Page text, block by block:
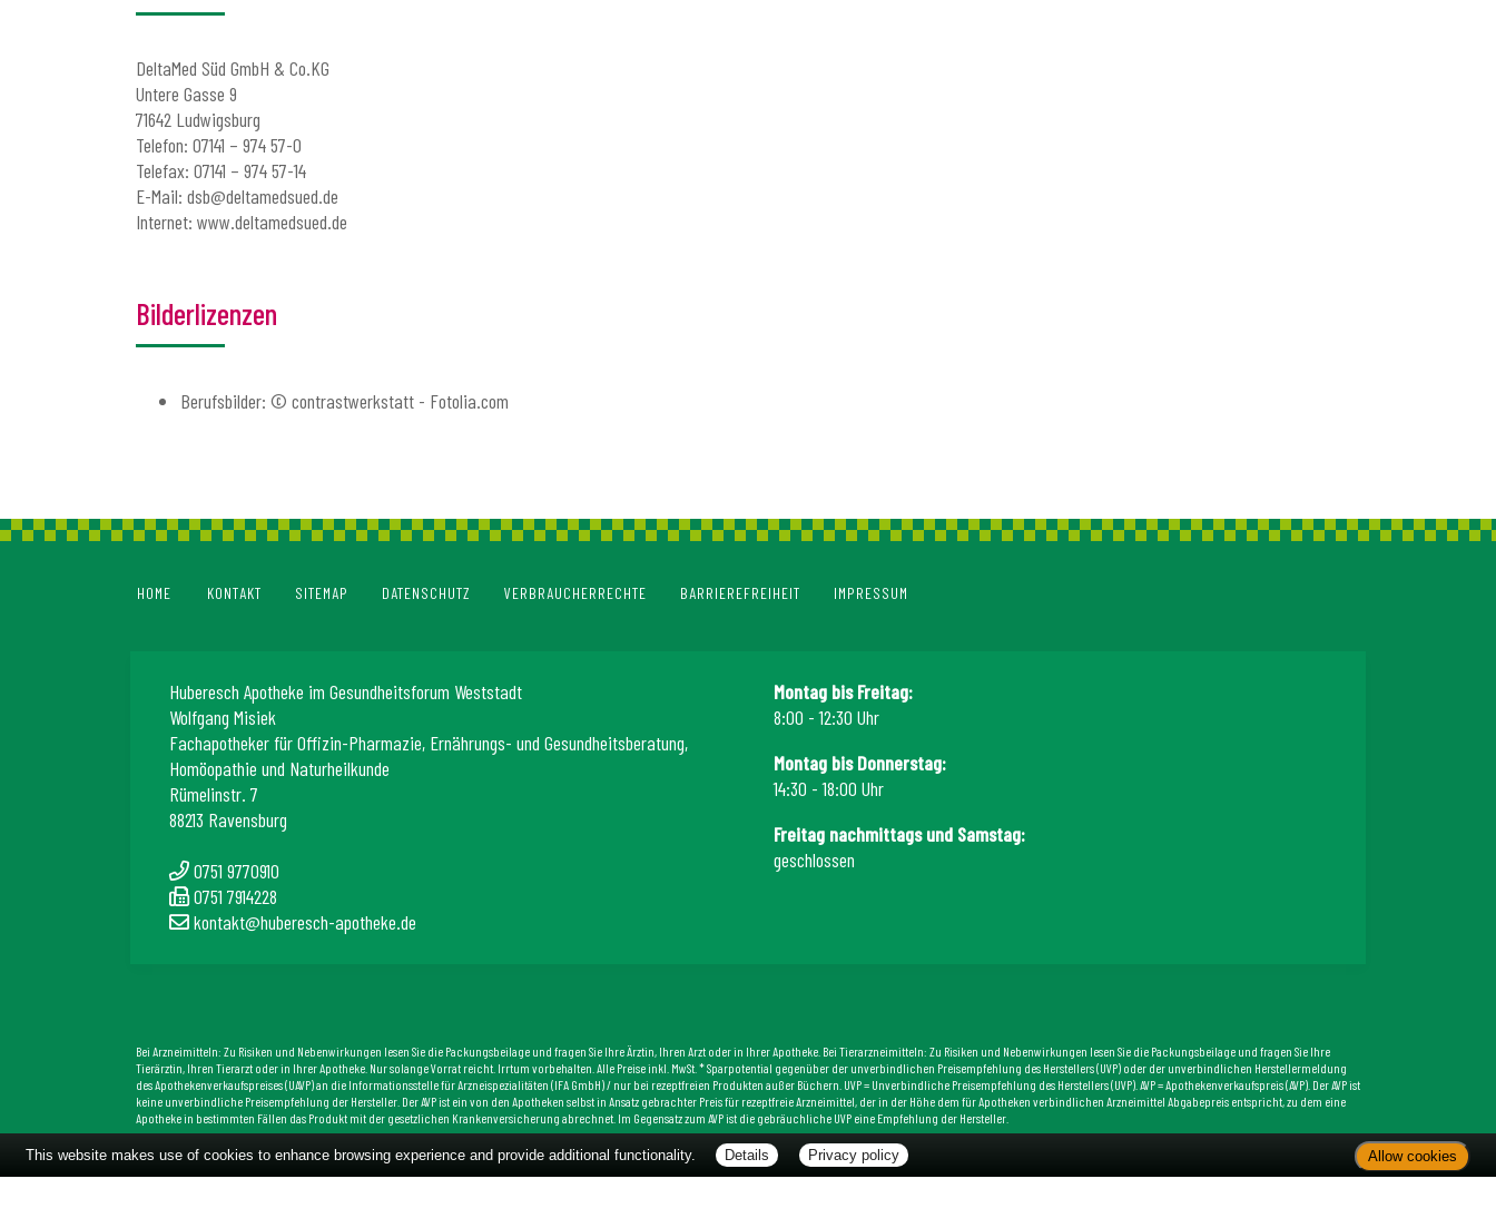
DeltaMed Süd GmbH & Co.KG
Untere Gasse 9
71642 Ludwigsburg
Telefon: 07141 – 974 57-0
Telefax: 07141 – 974 57-14
E-Mail: dsb@deltamedsued.de
Internet: www.deltamedsued.de
Bilderlizenzen
Berufsbilder: © contrastwerkstatt - Fotolia.com
HOME KONTAKT SITEMAP DATENSCHUTZ VERBRAUCHERRECHTE BARRIEREFREIHEIT IMPRESSUM
Huberesch Apotheke im Gesundheitsforum Weststadt
Wolfgang Misiek
Fachapotheker für Offizin-Pharmazie, Ernährungs- und Gesundheitsberatung,
Homöopathie und Naturheilkunde
Rümelinstr. 7
88213 Ravensburg
0751 9770910
0751 7914228
kontakt@huberesch-apotheke.de
Montag bis Freitag:
8:00 - 12:30 Uhr
Montag bis Donnerstag:
14:30 - 18:00 Uhr
Freitag nachmittags und Samstag:
geschlossen
Bei Arzneimitteln: Zu Risiken und Nebenwirkungen lesen Sie die Packungsbeilage und fragen Sie Ihre Ärztin, Ihren Arzt oder in Ihrer Apotheke. Bei Tierarzneimitteln: Zu Risiken und Nebenwirkungen lesen Sie die Packungsbeilage und fragen Sie Ihre
Tierärztin, Ihren Tierarzt oder in Ihrer Apotheke. Nur solange Vorrat reicht. Irrtum vorbehalten. Alle Preise inkl. MwSt. * Sparpotential gegenüber der unverbindlichen Preisempfehlung des Herstellers (UVP) oder der unverbindlichen Herstellermeldung
des Apothekenverkaufspreises (UAVP) an die Informationsstelle für Arzneispezialitäten (IFA GmbH) / nur bei rezeptfreien Produkten außer Büchern. UVP = Unverbindliche Preisempfehlung des Herstellers (UVP). AVP = Apothekenverkaufspreis (AVP). Der AVP ist
keine unverbindliche Preisempfehlung der Hersteller. Der AVP ist ein von den Apotheken selbst in Ansatz gebrachter Preis für rezeptfreie Arzneimittel, der in der Höhe dem für Apotheken verbindlichen Arzneimittel Abgabepreis entspricht, zu dem eine
Apotheke in bestimmten Fällen das Produkt mit der gesetzlichen Krankenversicherung abrechnet. Im Gegensatz zum AVP ist die gebräuchliche UVP eine Empfehlung der Hersteller.
This website makes use of cookies to enhance browsing experience and provide additional functionality. Details Privacy policy Allow cookies